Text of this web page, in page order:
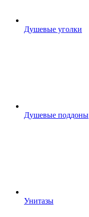
Душевые уголки
Душевые поддоны
Унитазы